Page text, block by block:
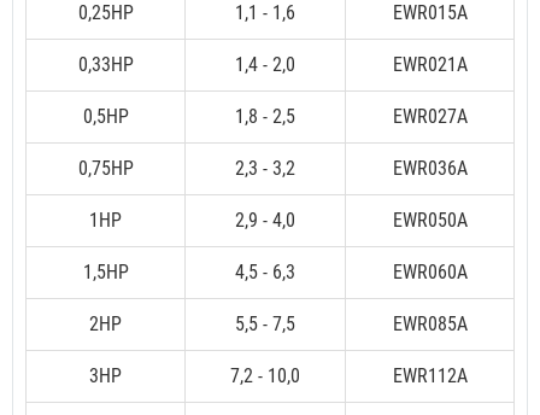
0,25HP 1,1 - 1,6 EWR015A
0,33HP 1,4 - 2,0 EWR021A
0,5HP 1,8 - 2,5 EWR027A
0,75HP 2,3 - 3,2 EWR036A
1HP 2,9 - 4,0 EWR050A
1,5HP 4,5 - 6,3 EWR060A
2HP 5,5 - 7,5 EWR085A
3HP 7,2 - 10,0 EWR112A